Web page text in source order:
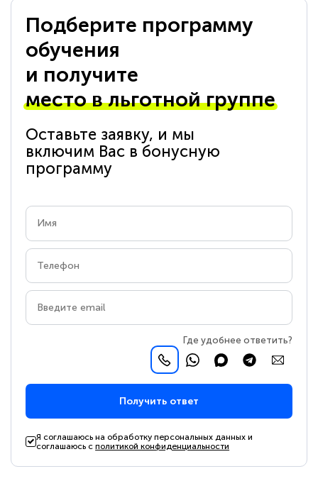
Подберите программу
обучения
и получите
место в льготной группе
Оставьте заявку, и мы
включим Вас в бонусную
программу
Где удобнее ответить?
Получить ответ
Я соглашаюсь на обработку персональных данных и
соглашаюсь сполитикой конфиденциальности